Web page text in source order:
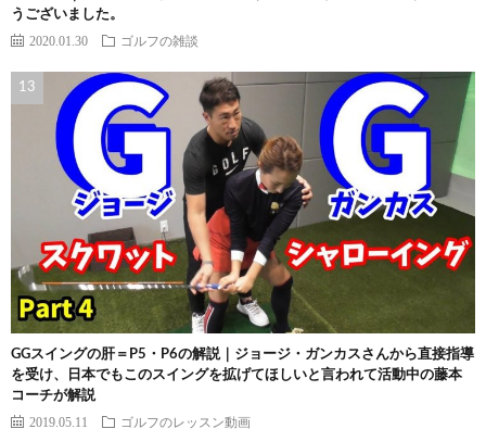
うございました。
2020.01.30 ゴルフの雑談
GGスイングの肝＝P5・P6の解説｜ジョージ・ガンカスさんから直接指導
を受け、日本でもこのスイングを拡げてほしいと言われて活動中の藤本
コーチが解説
2019.05.11 ゴルフのレッスン動画